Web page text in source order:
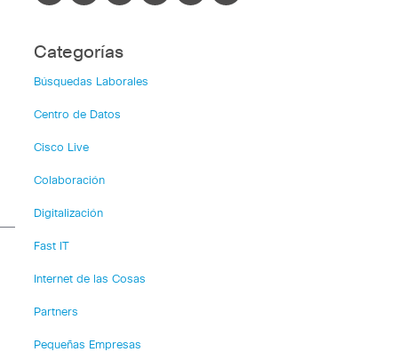
Categorías
Búsquedas Laborales
Centro de Datos
Cisco Live
Colaboración
Digitalización
Fast IT
Internet de las Cosas
Partners
Pequeñas Empresas